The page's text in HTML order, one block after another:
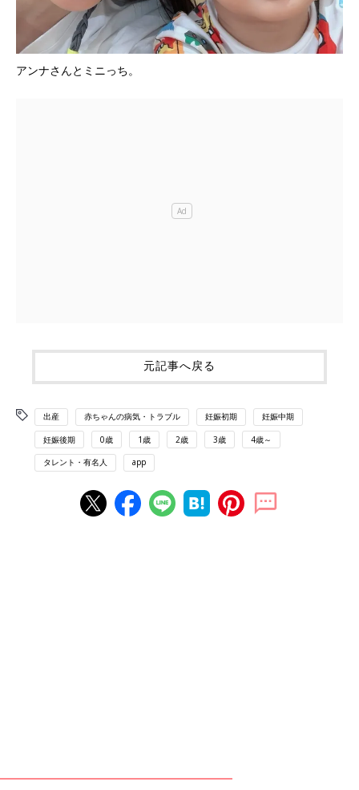
アンナさんとミニっち。
元記事へ戻る
出産 赤ちゃんの病気・トラブル 妊娠初期 妊娠中期
妊娠後期 0歳 1歳 2歳 3歳 4歳～
タレント・有名人 app